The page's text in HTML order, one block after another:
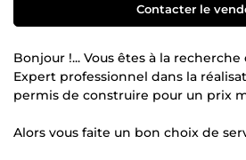
Contacter le
Bonjour !... Vous êtes à la recherche
Expert professionnel dans la
permis de construire pour un prix
Alors vous faite un bon choix de